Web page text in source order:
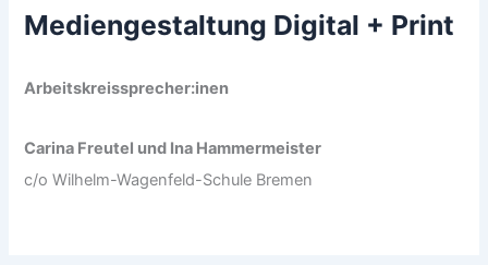
Mediengestaltung Digital + Print
Arbeitskreissprecher:inen
Carina Freutel und Ina Hammermeister
c/o Wilhelm-Wagenfeld-Schule Bremen